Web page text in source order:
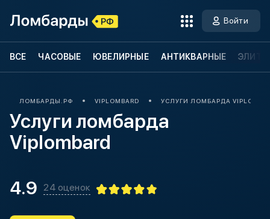
Войти
ВСЕ ЧАСОВЫЕ ЮВЕЛИРНЫЕ АНТИКВАРНЫЕ
ЛОМБАРДЫ.РФ VIPLOMBARD УСЛУГИ ЛОМБАРДА
Услуги ломбарда
Viplombard
4.9 24 оценок